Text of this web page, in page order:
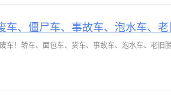
车、僵尸车、事故车、泡水车、
车！轿车、面包车、货车、事故车、泡水车、老旧